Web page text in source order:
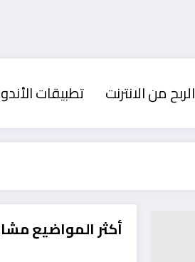
الربح من الانترنت تطبيقات
أكثر المواضيع